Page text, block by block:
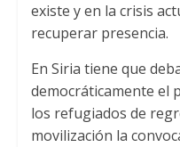
existe y en la crisis
recuperar presencia.
En Siria tiene que
democráticamente el
los refugiados de
movilización la